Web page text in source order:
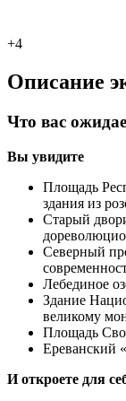
+4
Описание
Что вас
Вы увидите
Площадь
здания из
Старый
Северный
Лебединое
Здание
великому
Площадь
Ереванский
И откроете для